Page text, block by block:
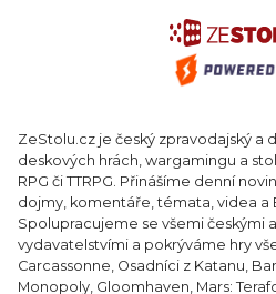
ZeStolu.cz je český zpravodajský a
deskových hrách, wargamingu a
RPG či TTRPG. Přinášíme denní
dojmy, komentáře, témata, videa a
Spolupracujeme se všemi českými
vydavatelstvími a pokrýváme hry
Carcassonne, Osadníci z Katanu,
Monopoly, Gloomhaven, Mars: